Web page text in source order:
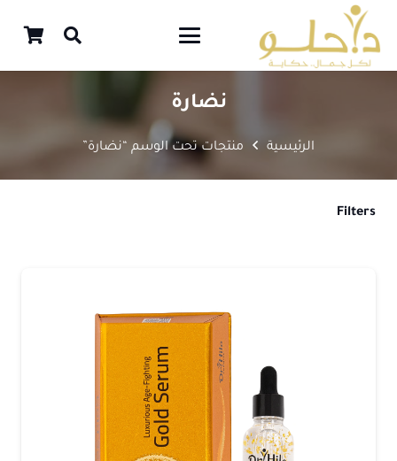
نضارة
الرئيسية منتجات تحت الوسم “نضارة”
Filters